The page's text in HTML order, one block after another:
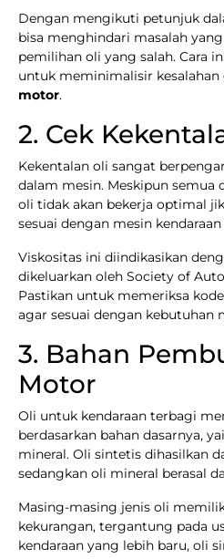
Dengan mengikuti petunjuk
bisa menghindari masalah
pemilihan oli yang salah. Cara
untuk meminimalisir
motor.
2. Cek
Kekentalan oli sangat
dalam mesin. Meskipun
oli tidak akan bekerja optimal
sesuai dengan mesin kendaraan
Viskositas ini diindikasikan
dikeluarkan oleh Society of
Pastikan untuk memeriksa
agar sesuai dengan kebutuhan
3. Bahan
Motor
Oli untuk kendaraan terbagi
berdasarkan bahan dasarnya,
mineral. Oli sintetis dihasilkan
sedangkan oli mineral berasal
Masing-masing jenis oli
kekurangan, tergantung pada
kendaraan yang lebih baru, oli